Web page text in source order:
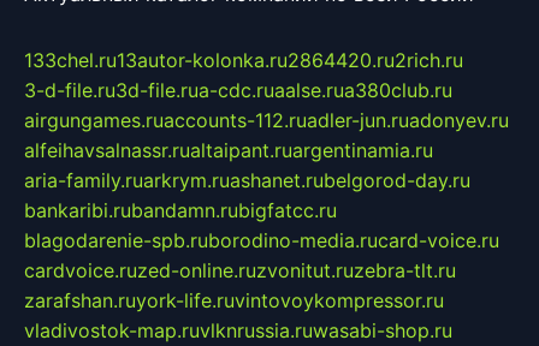
133chel.ru13autor-kolonka.ru2864420.ru2rich.ru
3-d-file.ru3d-file.rua-cdc.ruaalse.rua380club.ru
airgungames.ruaccounts-112.ruadler-jun.ruadonyev.ru
alfeihavsalnassr.rualtaipant.ruargentinamia.ru
aria-family.ruarkrym.ruashanet.rubelgorod-day.ru
bankaribi.rubandamn.rubigfatcc.ru
blagodarenie-spb.ruborodino-media.rucard-voice.ru
cardvoice.ruzed-online.ruzvonitut.ruzebra-tlt.ru
zarafshan.ruyork-life.ruvintovoykompressor.ru
vladivostok-map.ruvlknrussia.ruwasabi-shop.ru